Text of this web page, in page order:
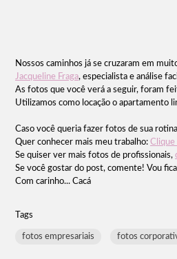
Nossos caminhos já se cruzaram em
Jacqueline Fraga, especialista e análise
As fotos que você verá a seguir, foram
Utilizamos como locação o apartamento
Caso você queria fazer fotos de sua
Quer conhecer mais meu trabalho: Clique
Se quiser ver mais fotos de profissionais,
Se você gostar do post, comente! Vou
Com carinho... Cacá
Tags
fotos empresariais fotos